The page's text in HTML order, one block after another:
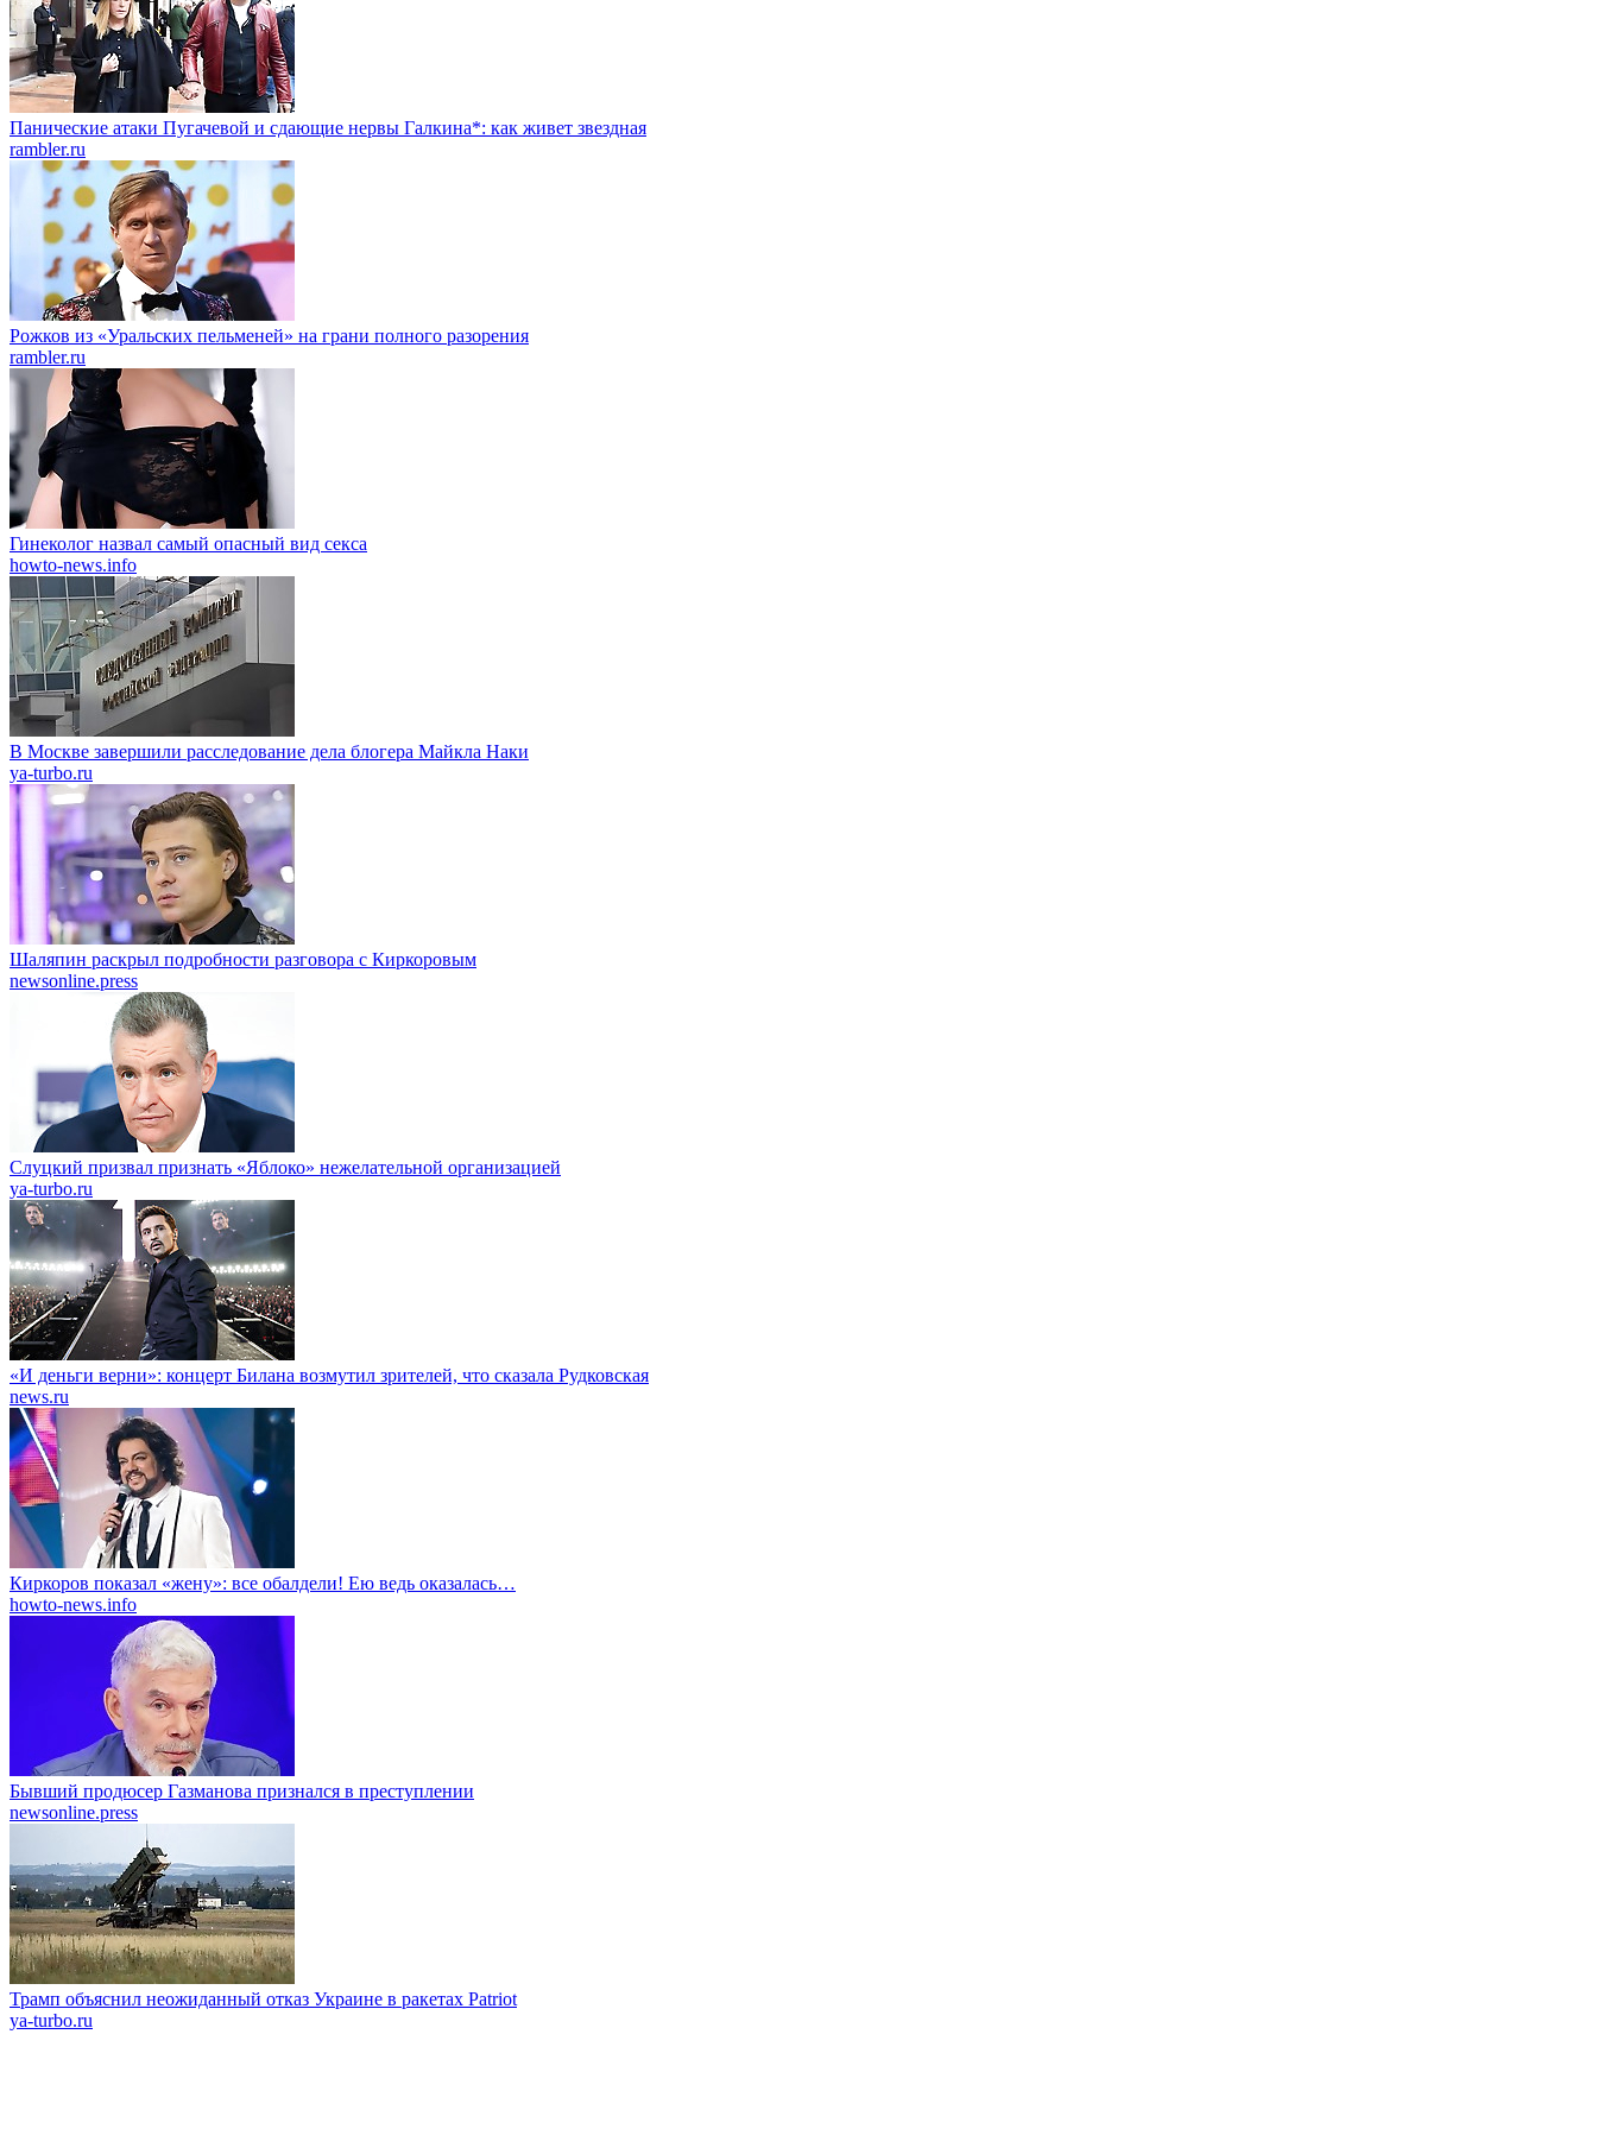
Панические атаки Пугачевой и сдающие нервы Галкина*: как живет звездная
rambler.ru
Рожков из «Уральских пельменей» на грани полного разорения
rambler.ru
Гинеколог назвал самый опасный вид секса
howto-news.info
В Москве завершили расследование дела блогера Майкла Наки
ya-turbo.ru
Шаляпин раскрыл подробности разговора с Киркоровым
newsonline.press
Слуцкий призвал признать «Яблоко» нежелательной организацией
ya-turbo.ru
«И деньги верни»: концерт Билана возмутил зрителей, что сказала Рудковская
news.ru
Киркоров показал «жену»: все обалдели! Ею ведь оказалась…
howto-news.info
Бывший продюсер Газманова признался в преступлении
newsonline.press
Трамп объяснил неожиданный отказ Украине в ракетах Patriot
ya-turbo.ru